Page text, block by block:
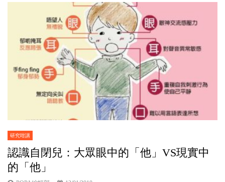
研究咁講
認識自閉兒：大眾眼中的「他」VS現實中
的「他」